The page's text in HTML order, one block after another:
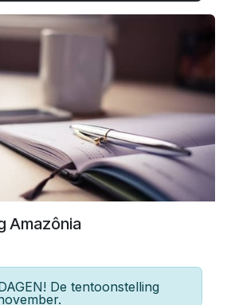
sur place) : carte
présentation d’un justificatif) ;
presse accréditéeAutres
sur place) : employé·es
Amazônia
De tentoonstelling